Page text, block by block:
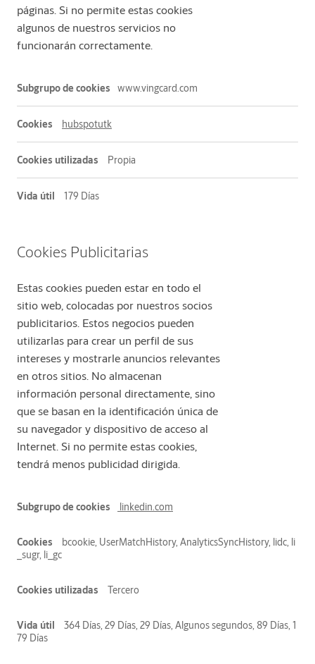
páginas. Si no permite estas cookies
algunos de nuestros servicios no
funcionarán correctamente.
de
funcionalidad
www.vingcard.com
hubspotutk
Propia
179 Días
Cookies Publicitarias
Estas cookies pueden estar en todo el
sitio web, colocadas por nuestros socios
publicitarios. Estos negocios pueden
utilizarlas para crear un perfil de sus
intereses y mostrarle anuncios relevantes
en otros sitios. No almacenan
información personal directamente, sino
que se basan en la identificación única de
su navegador y dispositivo de acceso al
Internet. Si no permite estas cookies,
tendrá menos publicidad dirigida.
Publicitarias
linkedin.com
bcookie, UserMatchHistory, AnalyticsSyncHistory, lidc, li
_sugr, li_gc
Tercero
364 Días, 29 Días, 29 Días, Algunos segundos, 89 Días, 1
79 Días